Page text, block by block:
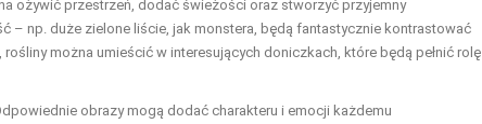
ożywić przestrzeń, dodać świeżości oraz stworzyć przyjemny
– np. duże zielone liście, jak monstera, będą fantastycznie kontrastować
można umieścić w interesujących doniczkach, które będą pełnić rolę
obrazy mogą dodać charakteru i emocji każdemu